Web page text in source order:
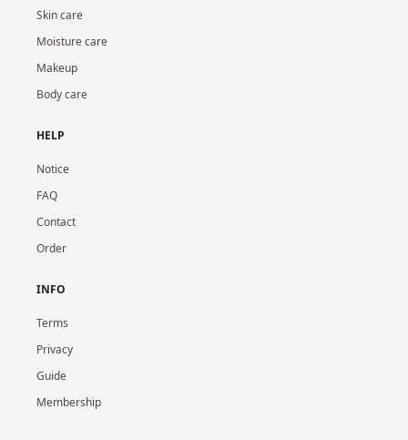
Skin care
Moisture care
Makeup
Body care
HELP
Notice
FAQ
Contact
Order
INFO
Terms
Privacy
Guide
Membership